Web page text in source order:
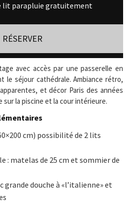
lit parapluie gratuitement
RÉSERVER
avec accès par une passerelle en
le séjour cathédrale. Ambiance rétro,
et décor Paris des années
sur la piscine et la cour intérieure.
cm) possibilité de 2 lits
: matelas de 25 cm et sommier de
grande douche à «l’italienne» et